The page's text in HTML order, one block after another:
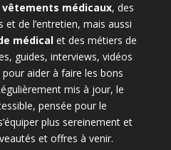
vêtements médicaux, des
de l’entretien, mais aussi
médicalet des métiers de
guides, interviews, vidéos
aider à faire les bons
mis à jour, le
pensée pour le
plus sereinement et
et offres à venir.